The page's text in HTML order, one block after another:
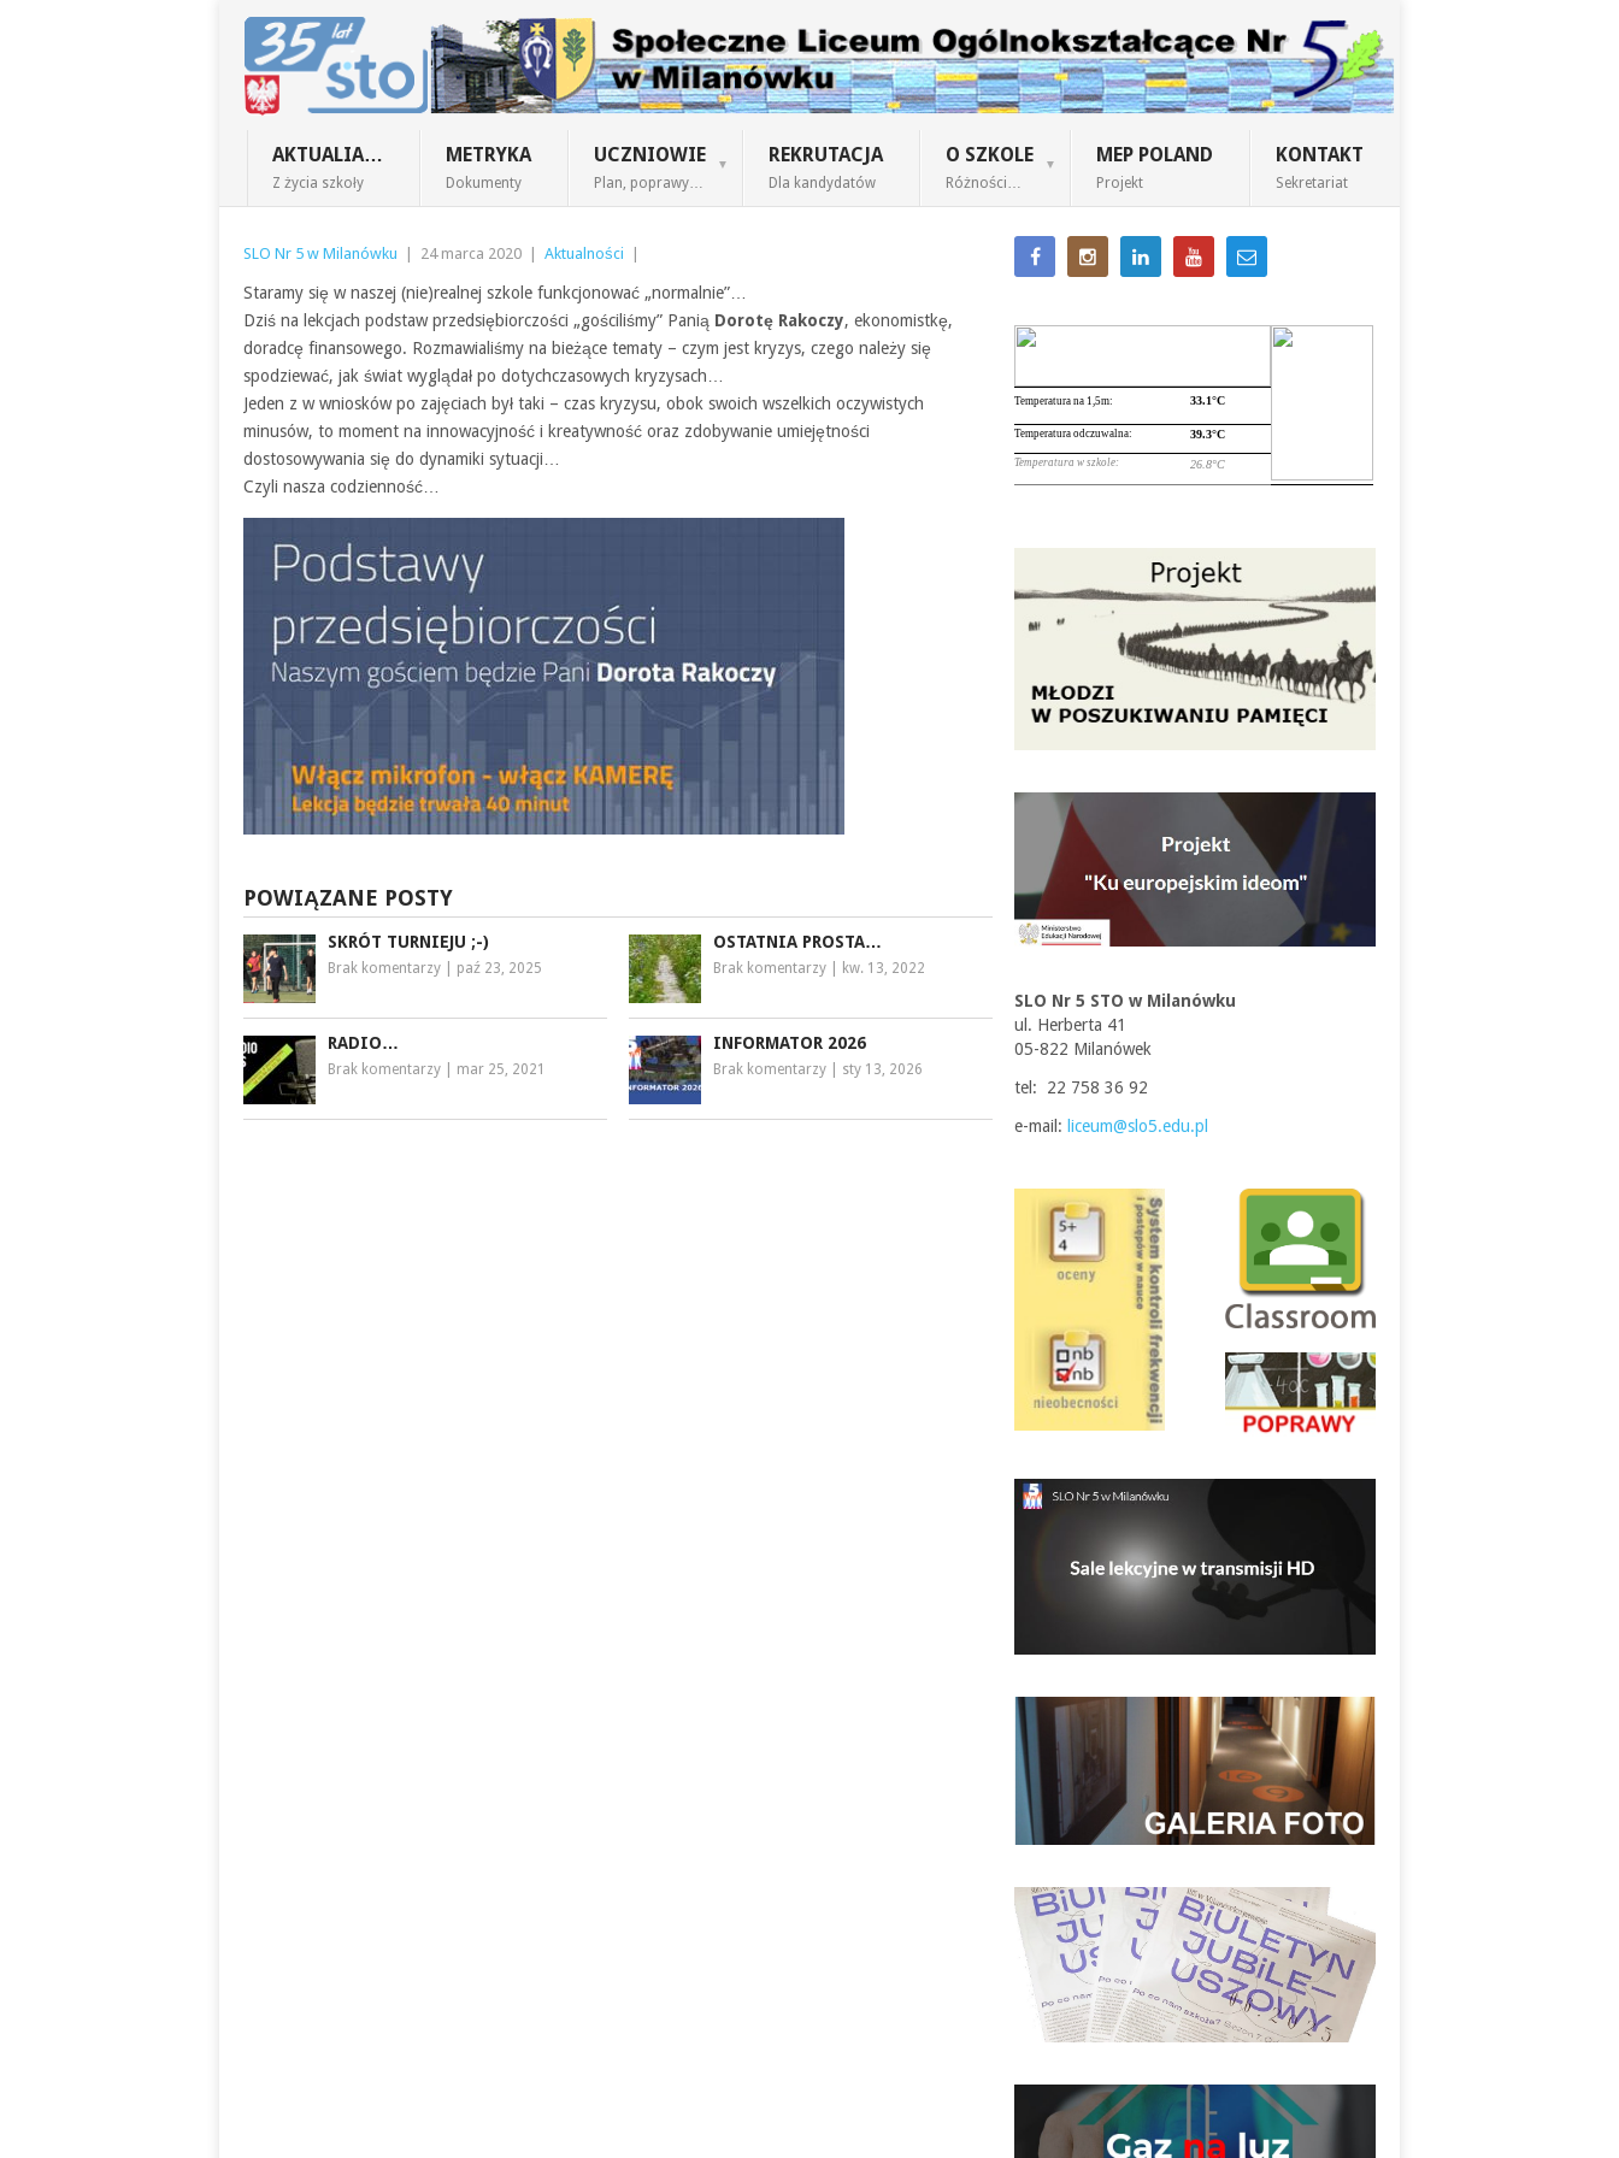
AKTUALIA…
Z życia szkoły
METRYKA
Dokumenty
UCZNIOWIE
Plan, poprawy…
REKRUTACJA
Dla kandydatów
O SZKOLE
Różności…
MEP POLAND
Projekt
KONTAKT
Sekretariat
SLO Nr 5 w Milanówku 24 marca 2020 Aktualności
Staramy się w naszej (nie)realnej szkole funkcjonować „normalnie”…
Dziś na lekcjach podstaw przedsiębiorczości „gościliśmy” Panią Dorotę Rakoczy, ekonomistkę,
doradcę finansowego. Rozmawialiśmy na bieżące tematy – czym jest kryzys, czego należy się
spodziewać, jak świat wyglądał po dotychczasowych kryzysach…
Jeden z w wniosków po zajęciach był taki – czas kryzysu, obok swoich wszelkich oczywistych
minusów, to moment na innowacyjność i kreatywność oraz zdobywanie umiejętności
dostosowywania się do dynamiki sytuacji…
Czyli nasza codzienność…
POWIĄZANE POSTY
SKRÓT TURNIEJU ;-)
Brak komentarzy paź 23, 2025
OSTATNIA PROSTA…
Brak komentarzy kw. 13, 2022
RADIO…
Brak komentarzy mar 25, 2021
INFORMATOR 2026
Brak komentarzy sty 13, 2026
SLO Nr 5 STO w Milanówku
ul. Herberta 41
05-822 Milanówek
tel: 22 758 36 92
e-mail: liceum@slo5.edu.pl